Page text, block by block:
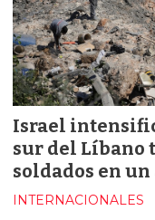
Israel
sur del Líbano
soldados en
INTERNACIONALES